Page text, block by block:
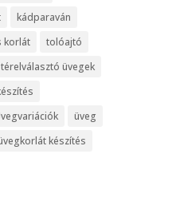
kádparaván
korlát
tolóajtó
térelválasztó üvegek
üveg
készítés